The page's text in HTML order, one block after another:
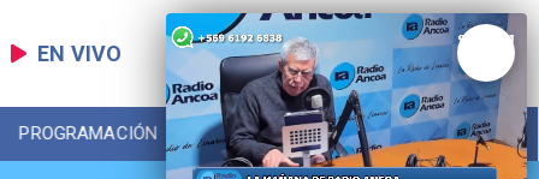
EN VIVO
PROGRAMACIÓN LOCAL DEPORTES